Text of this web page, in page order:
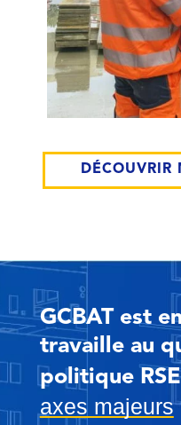
DÉCOUVRIR
GCBAT est
travaille au
politique
axes majeurs